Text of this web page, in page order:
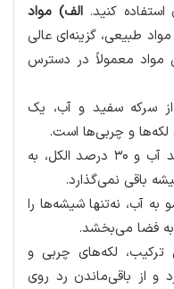
استفاده کنید.الف) مواد
مواد طبیعی، گزینه‌ای عالی
مواد معمولاً در دسترس
سرکه سفید و آب، یک
لکه‌ها و چربی‌ها است.
مخلوط ۷۰ درصد آب و ۳۰ درصد الکل، به
باقی نمی‌گذارد.
به آب، نه‌تنها شیشه‌ها را
به فضا می‌بخشد.
ترکیب، لکه‌های چربی و
و از باقی‌ماندن رد روی